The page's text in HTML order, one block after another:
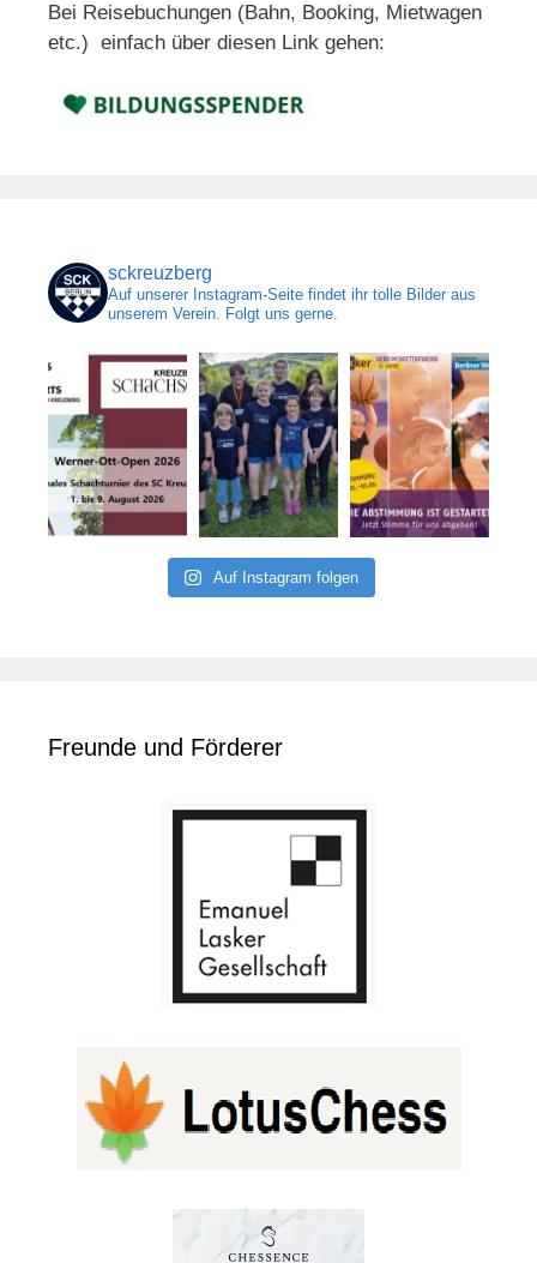
Bei Reisebuchungen (Bahn, Booking, Mietwagen
etc.) einfach über diesen Link gehen:
sckreuzberg
Auf unserer Instagram-Seite findet ihr tolle Bilder aus
unserem Verein. Folgt uns gerne.
Auf Instagram folgen
Freunde und Förderer